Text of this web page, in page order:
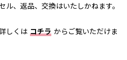
ル、返品、交換はいたしかねます。
しくは コチラ からご覧いただけま